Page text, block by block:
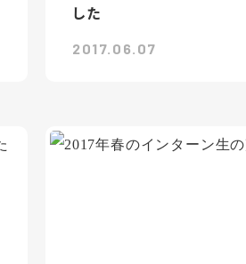
した
2017.06.07